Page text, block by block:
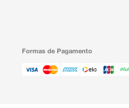
Formas de Pagamento